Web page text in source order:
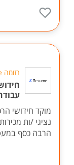
רזומה Rezume כח אדם והשמה
מוקד חידושי
נציגי /ות
הרבה כסף